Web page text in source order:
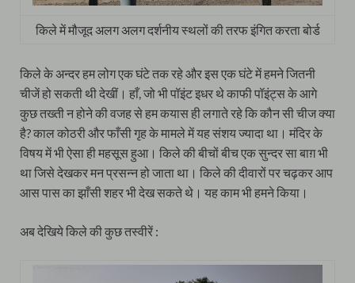
किले में मौजूद अलग अलग दर्शनीय स्थलों की तरफ इंगित करता बोर्ड
किले के अन्दर हम लोग एक घंटे तक रहे और इस एक घंटे में हमने जितनी
चीजें हो सकती थी देखीं। हाँ, जो भी पॉइंट इधर थे काफी पॉइंट्स के आगे
कुछ तख्ती न होने की वजह से हम कयास ही लगाते रहे कि कौन सी चीज क्या
है? काल कोठरी और फाँसी गृह के मामले में यह संशय ज्यादा था। मंदिर के
विषय में भी ऐसा ही महसूस हुआ। किले की बीचों बीच एक सुन्दर सा बाग़ भी
था जिसे देखकर मन प्रसन्न हो जाता था। किले की दीवारों पर चढ़कर आप
आस पास का झाँसी शहर भी देख सकते थे। यह काम भी हमने किया।
अब देखिये किले की कुछ तस्वीरें :